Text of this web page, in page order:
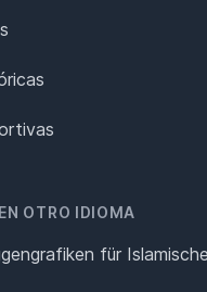
OTRO IDIOMA
für